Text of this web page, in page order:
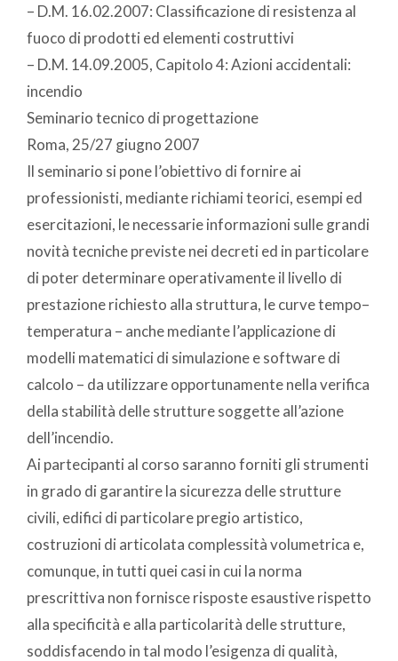
– D.M. 16.02.2007: Classificazione di resistenza al
fuoco di prodotti ed elementi costruttivi
– D.M. 14.09.2005, Capitolo 4: Azioni accidentali:
incendio
Seminario tecnico di progettazione
Roma, 25/27 giugno 2007
Il seminario si pone l’obiettivo di fornire ai
professionisti, mediante richiami teorici, esempi ed
esercitazioni, le necessarie informazioni sulle grandi
novità tecniche previste nei decreti ed in particolare
di poter determinare operativamente il livello di
prestazione richiesto alla struttura, le curve tempo–
temperatura – anche mediante l’applicazione di
modelli matematici di simulazione e software di
calcolo – da utilizzare opportunamente nella verifica
della stabilità delle strutture soggette all’azione
dell’incendio.
Ai partecipanti al corso saranno forniti gli strumenti
in grado di garantire la sicurezza delle strutture
civili, edifici di particolare pregio artistico,
costruzioni di articolata complessità volumetrica e,
comunque, in tutti quei casi in cui la norma
prescrittiva non fornisce risposte esaustive rispetto
alla specificità e alla particolarità delle strutture,
soddisfacendo in tal modo l’esigenza di qualità,